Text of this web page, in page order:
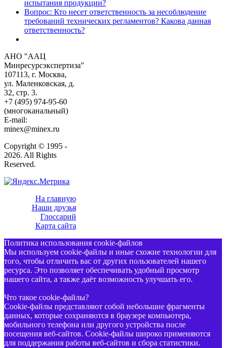
испытания продукции?
Вопрос: Кто несет ответственность за несоблюдение
требований технических регламентов? Какова данная
ответственность?
АНО "ААЦ
Минресурсэкспертиза"
107113, г. Москва,
ул. Маленковская, д.
32, стр. 3.
+7 (495) 974-95-60
(многоканальный)
E-mail:
minex@minex.ru
Copyright © 1995 -
2026. All Rights
Reserved.
На главную
Наши друзья
Глоссарий
Карта сайта
Политика использования cookie-файлов
Мы используем cookie-файлы и иные схожие технологии для
того, чтобы отличить вас от других пользователей нашего
ресурса. Это позволяет обеспечивать удобный просмотр
нашего сайта, а также даёт возможность улучшать его.
Что такое cookie-файлы?
Cookie-файлы представляют собой небольшие фрагменты
данных, которые сохраняются в браузере компьютера,
мобильного телефона или другого устройства после
посещения веб-сайтов. Cookie-файлы широко применяются
для поддержания работы веб-сайтов и сбора статистики.